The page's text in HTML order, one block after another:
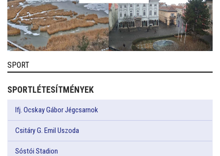
SPORT
SPORTLÉTESÍTMÉNYEK
Ifj. Ocskay Gábor Jégcsarnok
Csitáry G. Emil Uszoda
Sóstói Stadion